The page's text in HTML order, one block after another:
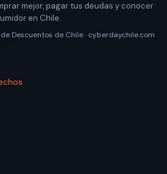
mejor, pagar tus deudas y conocer
en Chile.
Descuentos de Chile· cyberdaychile.com